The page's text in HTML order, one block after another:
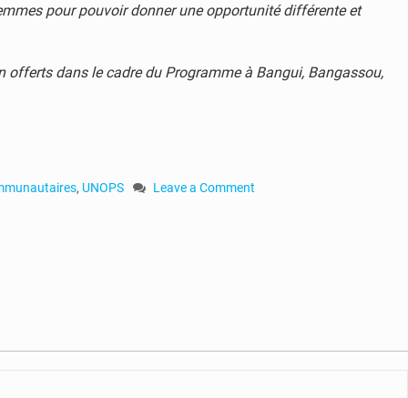
pour pouvoir donner une opportunité différente et
offerts dans le cadre du Programme à Bangui, Bangassou,
, UNOPS
Leave a Comment